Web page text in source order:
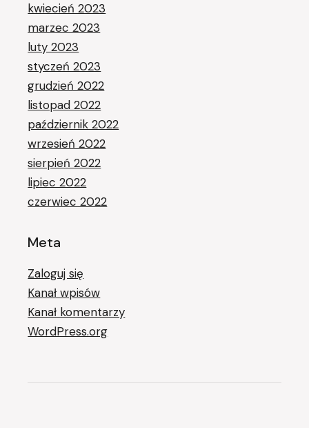
kwiecień 2023
marzec 2023
luty 2023
styczeń 2023
grudzień 2022
listopad 2022
październik 2022
wrzesień 2022
sierpień 2022
lipiec 2022
czerwiec 2022
Meta
Zaloguj się
Kanał wpisów
Kanał komentarzy
WordPress.org